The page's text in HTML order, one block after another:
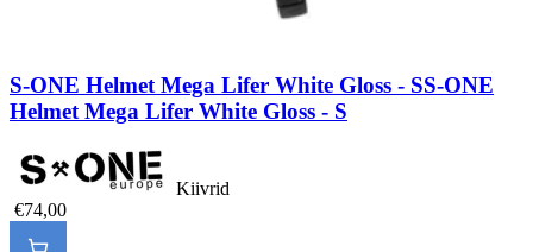
S-ONE Helmet Mega Lifer White Gloss - SS-ONE
Helmet Mega Lifer White Gloss - S
Kiivrid
€74,00